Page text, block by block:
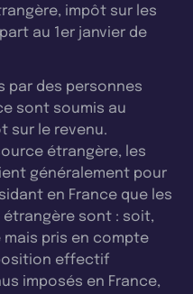
impôt sur les
au 1er janvier de
par des personnes
sont soumis au
sur le revenu.
étrangère, les
généralement pour
en France que les
sont : soit,
mais pris en compte
effectif
imposés en France,